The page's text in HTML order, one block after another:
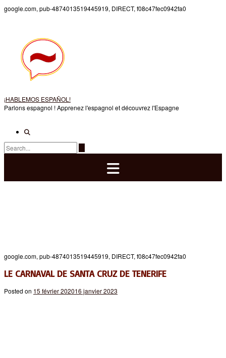
google.com, pub-4874013519445919, DIRECT, f08c47fec0942fa0
¡HABLEMOS ESPAÑOL!
Parlons espagnol ! Apprenez l'espagnol et découvrez l'Espagne
google.com, pub-4874013519445919, DIRECT, f08c47fec0942fa0
LE CARNAVAL DE SANTA CRUZ DE TENERIFE
Posted on 15 février 202016 janvier 2023